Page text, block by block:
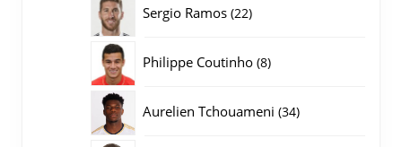
Sergio Ramos 2222
Philippe Coutinho 88
Aurelien Tchouameni 3434